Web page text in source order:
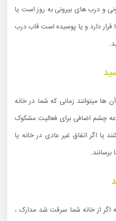
و درب های بیرونی به روز است یا
دارد و یا پوسیده است قاب درب
میتوانند زمانی که شما در خانه
چشم اضافی برای فعالیت مشکوک
یا اگر اتفاق غیر عادی در خانه یا
اگر از خانه شما سرقت شد مدارک ،